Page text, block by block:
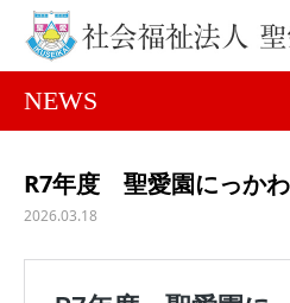
NEWS
R7年度 聖愛園にっか
2026.03.18